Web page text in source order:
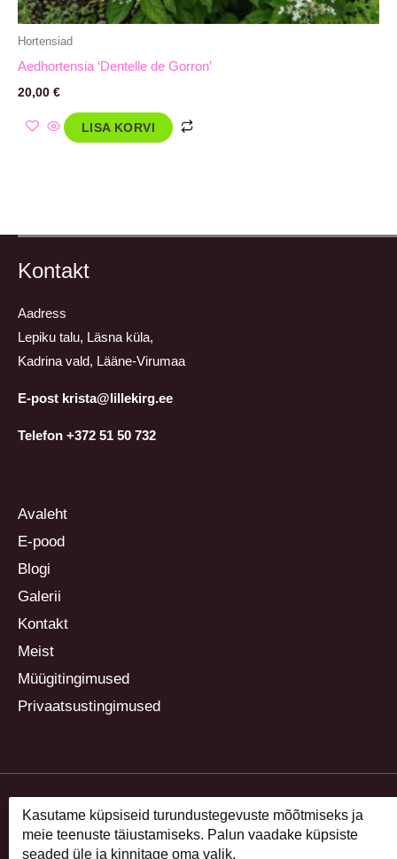
Hortensiad
Aedhortensia ‘Dentelle de Gorron’
20,00 €
LISA KORVI
Kontakt
Aadress
Lepiku talu, Läsna küla,
Kadrina vald, Lääne-Virumaa
E-post krista@lillekirg.ee
Telefon +372 51 50 732
Avaleht
E-pood
Blogi
Galerii
Kontakt
Meist
Müügitingimused
Privaatsustingimused
Kasutame küpsiseid turundustegevuste mõõtmiseks ja
meie teenuste täiustamiseks. Palun vaadake küpsiste
seaded üle ja kinnitage oma valik.